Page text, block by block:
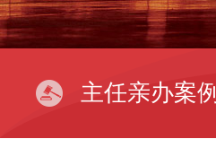
主任亲办案例